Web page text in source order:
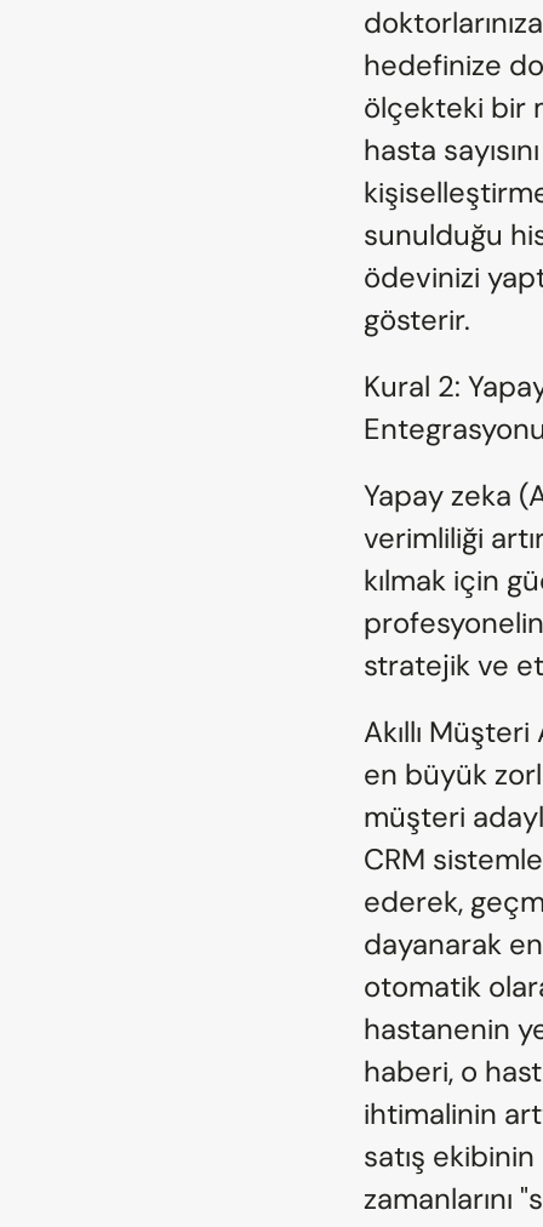
hedefinize
ölçekteki bir
hasta
sunulduğu
ödevinizi
gösterir.
Kural 2:
Yapay zeka
verimliliği
kılmak için
stratejik ve
Akıllı
en büyük
müşteri
CRM
ederek,
dayanarak
otomatik
hastanenin
haberi, o
ihtimalinin
satış
zamanlarını